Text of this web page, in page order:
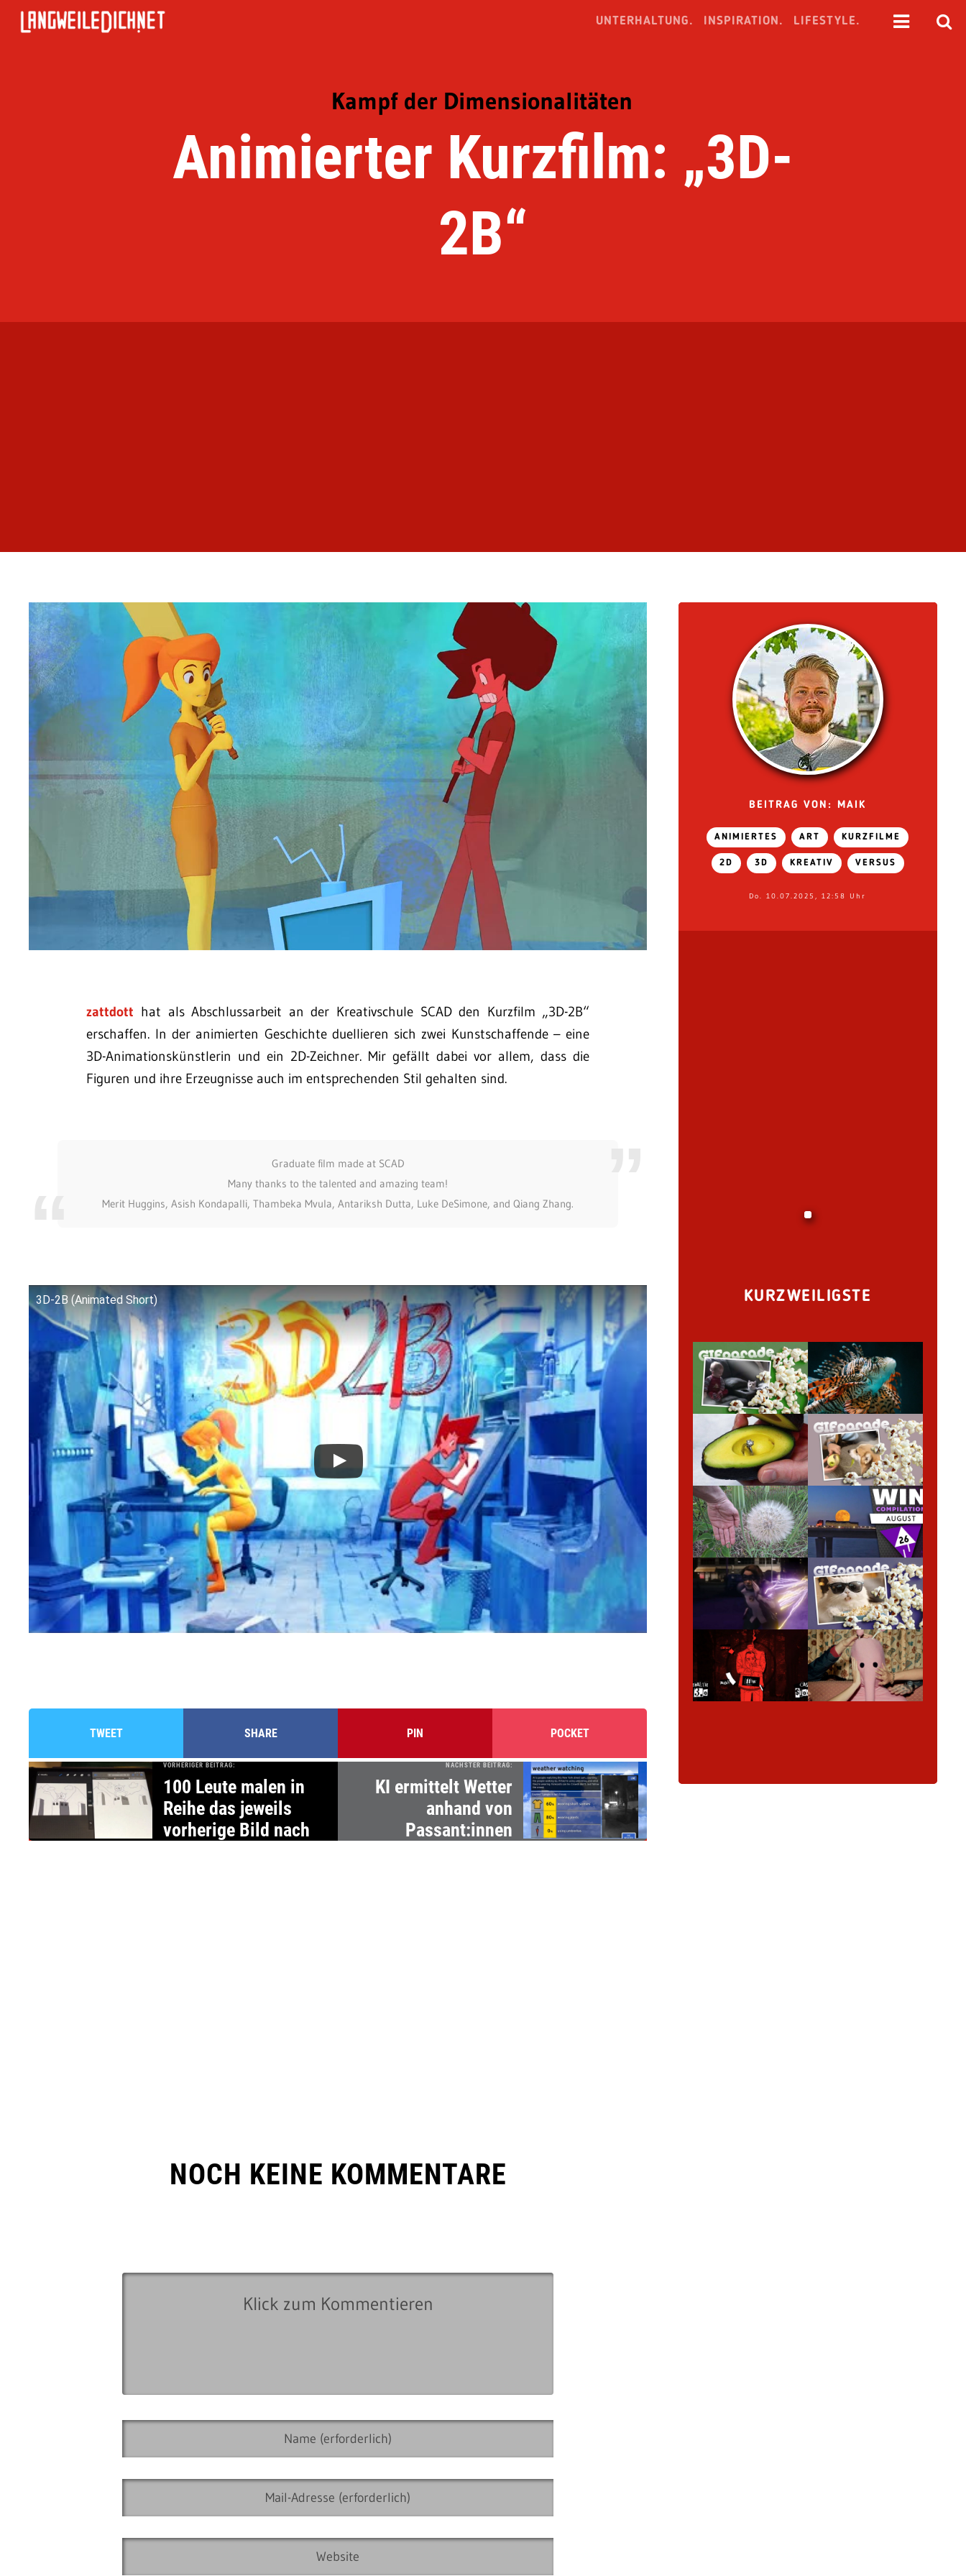
UNTERHALTUNG. INSPIRATION. LIFESTYLE.
Kampf der Dimensionalitäten
Animierter Kurzfilm: „3D-
2B“
zattdott hat als Abschlussarbeit an der Kreativschule SCAD den Kurzfilm „3D-2B“
erschaffen. In der animierten Geschichte duellieren sich zwei Kunstschaffende – eine
3D-Animationskünstlerin und ein 2D-Zeichner. Mir gefällt dabei vor allem, dass die
Figuren und ihre Erzeugnisse auch im entsprechenden Stil gehalten sind.
Graduate film made at SCAD
Many thanks to the talented and amazing team!
Merit Huggins, Asish Kondapalli, Thambeka Mvula, Antariksh Dutta, Luke DeSimone, and Qiang Zhang.
3D-2B (Animated Short)
TWEET SHARE PIN POCKET
VORHERIGER BEITRAG:
100 Leute malen in
Reihe das jeweils
vorherige Bild nach
NÄCHSTER BEITRAG:
KI ermittelt Wetter
anhand von
Passant:innen
NOCH KEINE KOMMENTARE
BEITRAG VON: MAIK
ANIMIERTES ART KURZFILME
2D 3D KREATIV VERSUS
Do. 10.07.2025, 12:58 Uhr
KURZWEILIGSTE